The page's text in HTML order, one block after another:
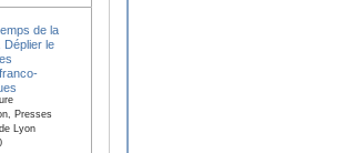
de la
Déplier le
Presses
Lyon